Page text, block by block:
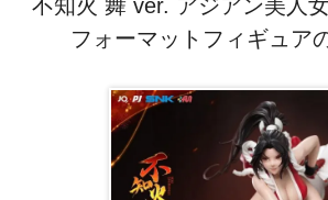
不知火 舞 ver. アジアン美人
フォーマットフィギュア